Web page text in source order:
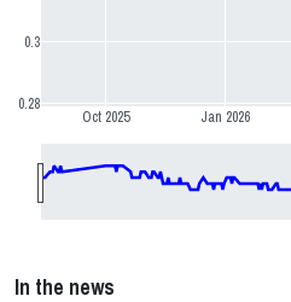
Oct 2025 Jan 2026
0.28
0.3
In the news